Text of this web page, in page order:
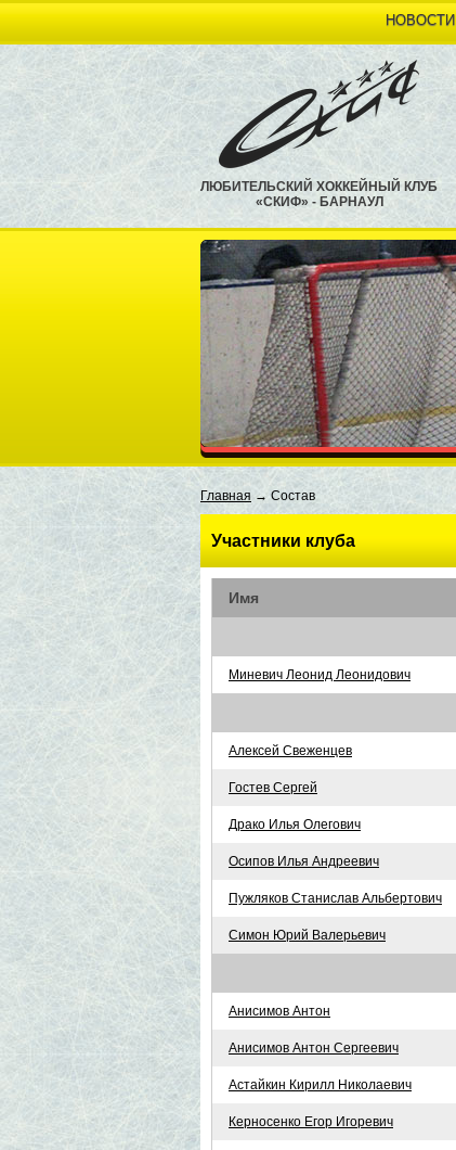
НОВОСТИ
ЛЮБИТЕЛЬСКИЙ ХОККЕЙНЫЙ КЛУБ
«СКИФ» - БАРНАУЛ
Главная → Состав
Участники клуба
Имя
Миневич Леонид Леонидович
Алексей Свеженцев
Гостев Сергей
Драко Илья Олегович
Осипов Илья Андреевич
Пужляков Станислав Альбертович
Симон Юрий Валерьевич
Анисимов Антон
Анисимов Антон Сергеевич
Астайкин Кирилл Николаевич
Керносенко Егор Игоревич